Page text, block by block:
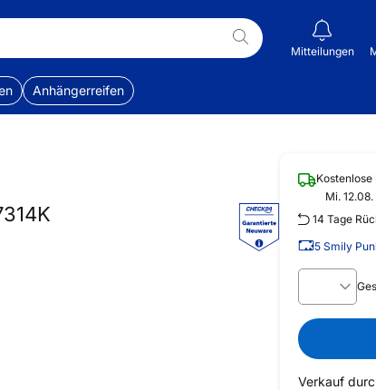
Mitteilungen
Anhängerreifen
Mi.
14 Tage
5 Smily
Verkauf